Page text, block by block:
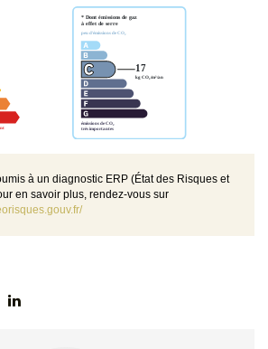
à un diagnostic ERP (État des Risques et
en savoir plus, rendez-vous sur